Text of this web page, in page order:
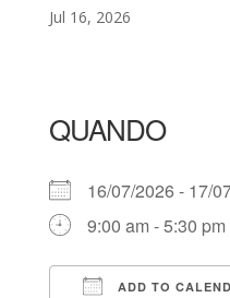
Jul 16, 2026
QUANDO
16/07/2026 - 17/
9:00 am - 5:30 pm
ADD TO